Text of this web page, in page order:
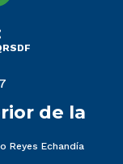
de la
Reyes Echandía